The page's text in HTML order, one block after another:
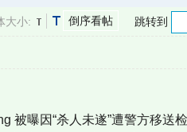
格e y w k
跳转到
倒序看帖
大小:
被曝因“杀人未遂”遭警方移送